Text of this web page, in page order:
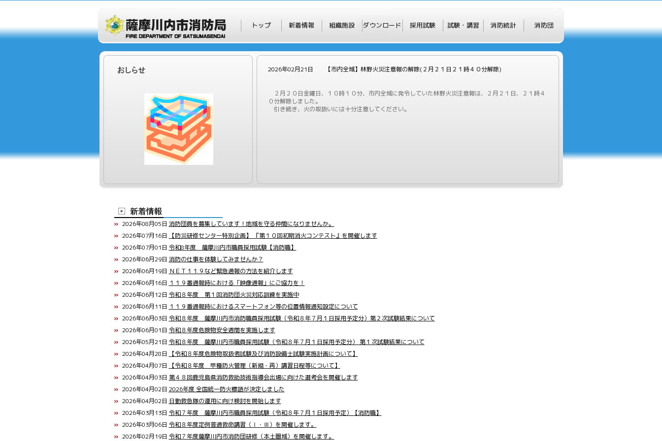
トップ 新着情報 組織施設 ダウンロード 採用試験 試験・講習 消防統計 消防団
2026年02月21日 【市内全域】林野火災注意報の解除(２月２１日２１時４０分解除)
２月２０日金曜日、１０時１０分、市内全域に発令していた林野火災注意報は、２月２１日、２１時４
０分解除しました。
引き続き、火の取扱いには十分注意してください。
2026年08月05日 消防団員を募集しています！地域を守る仲間になりませんか。
2026年07月16日
【防災研修センター特別企画】 『第１０回初期消火コンテスト』を開催します
2026年07月01日 令和8年度 薩摩川内市職員採用試験【消防職】
2026年06月29日 消防の仕事を体験してみませんか？
2026年06月19日 ＮＥＴ１１９など緊急通報の方法を紹介します
2026年06月16日 １１９番通報時における「映像通報」にご協力を！
2026年06月12日 令和８年度 第１回消防団火災対応訓練を実施中
2026年06月11日 １１９番通報時におけるスマートフォン等の位置情報通知設定について
2026年06月03日 令和８年度 薩摩川内市消防職員採用試験（令和８年７月１日採用予定分）第２次試験結果について
2026年06月01日 令和８年度危険物安全週間を実施します
2026年05月21日 令和８年度 薩摩川内市職員採用試験（令和８年７月１日採用予定分） 第１次試験結果について
2026年04月28日
【令和８年度危険物取扱者試験及び消防設備士試験実施計画について】
2026年04月07日
【令和８年度 甲種防火管理（新規・再）講習日程等について】
2026年04月03日 第４８回鹿児島県消防救助技術指導会出場に向けた選考会を開催します
2026年04月02日 2026年度 全国統一防火標語が決定しました
2026年04月02日 日勤救急隊の運用に向け検討を開始します
2026年03月13日 令和７年度 薩摩川内市職員採用試験（令和８年７月１日採用予定）【消防職】
2026年03月06日 令和８年度定例普通救命講習（Ⅰ・Ⅲ）を開催します。
2026年02月19日 令和７年度薩摩川内市消防団研修（本土圏域）を開催します。